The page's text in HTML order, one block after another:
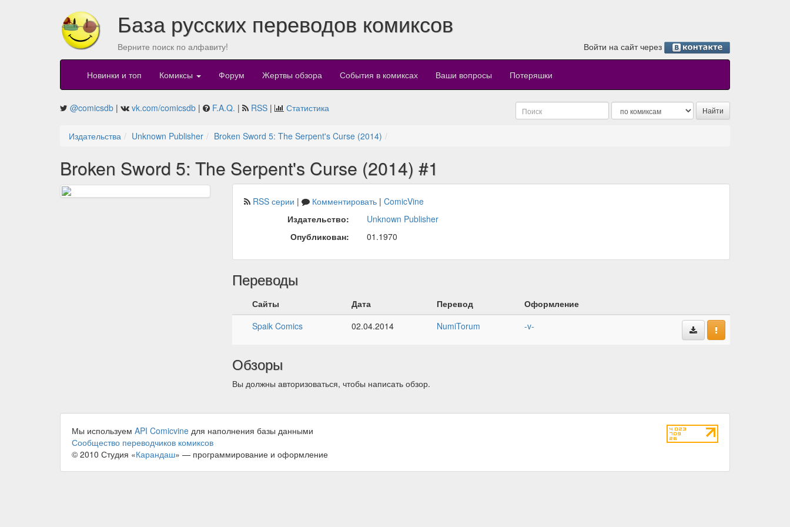
База русских переводов комиксов
Верните поиск по алфавиту! Войти на сайт через
Новинки и топ Комиксы Форум Жертвы обзора События в комиксах Ваши вопросы Потеряшки
@comicsdb | vk.com/comicsdb | F.A.Q. | RSS | Статистика
Издательства Unknown Publisher Broken Sword 5: The Serpent's Curse (2014)
Broken Sword 5: The Serpent's Curse (2014) #1
RSS серии | Комментировать| ComicVine
Издательство:
Unknown Publisher
Опубликован:
01.1970
Переводы
Сайты Дата Перевод
Оформление
Spaik Comics
02.04.2014 NumiTorum -v-
Обзоры
Вы должны авторизоваться, чтобы написать обзор.
Мы используем API Comicvine для наполнения базы данными
Сообщество переводчиков комиксов
© 2010 Студия «Карандаш» — программирование и оформление